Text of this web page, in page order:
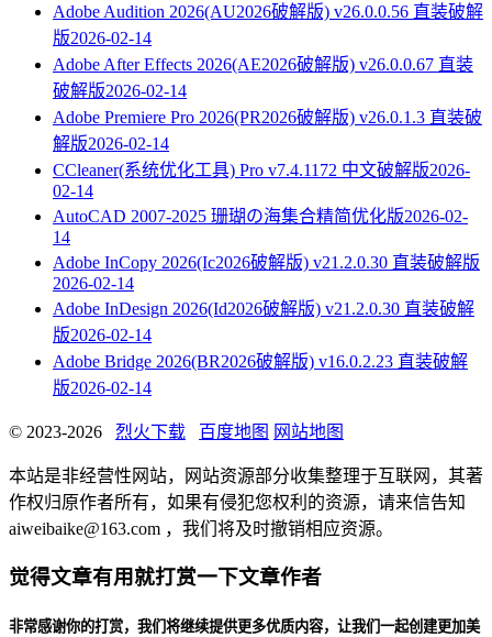
Adobe Audition 2026(AU2026破解版) v26.0.0.56 直装破解
版2026-02-14
Adobe After Effects 2026(AE2026破解版) v26.0.0.67 直装
破解版2026-02-14
Adobe Premiere Pro 2026(PR2026破解版) v26.0.1.3 直装破
解版2026-02-14
CCleaner(系统优化工具) Pro v7.4.1172 中文破解版2026-
02-14
AutoCAD 2007-2025 珊瑚の海集合精简优化版2026-02-
14
Adobe InCopy 2026(Ic2026破解版) v21.2.0.30 直装破解版
2026-02-14
Adobe InDesign 2026(Id2026破解版) v21.2.0.30 直装破解
版2026-02-14
Adobe Bridge 2026(BR2026破解版) v16.0.2.23 直装破解
版2026-02-14
© 2023-2026 烈火下载 百度地图 网站地图
本站是非经营性网站，网站资源部分收集整理于互联网，其著
作权归原作者所有，如果有侵犯您权利的资源，请来信告知
aiweibaike@163.com ，我们将及时撤销相应资源。
觉得文章有用就打赏一下文章作者
非常感谢你的打赏，我们将继续提供更多优质内容，让我们一起创建更加美